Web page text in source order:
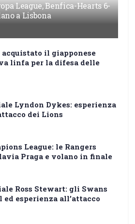
League, Benfica-Hearts 6-
a Lisbona
acquistato il giapponese
linfa per la difesa delle
Lyndon Dykes: esperienza
dei Lions
League: le Rangers
Praga e volano in finale
Ross Stewart: gli Swans
ed esperienza all’attacco